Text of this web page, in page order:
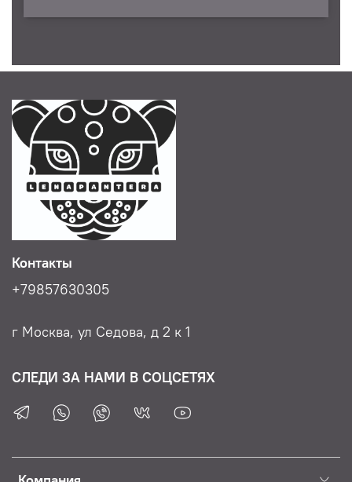
Контакты
+79857630305
г Москва, ул Седова, д 2 к 1
СЛЕДИ ЗА НАМИ В СОЦСЕТЯХ